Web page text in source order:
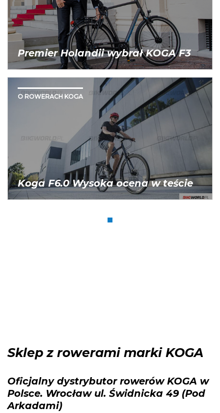
Premier Holandii wybrał KOGA F3
O ROWERACH KOGA
Koga F6.0 Wysoka ocena w teście
Sklep z rowerami marki KOGA
Oficjalny dystrybutor rowerów KOGA w
Polsce. Wrocław ul. Świdnicka 49 (Pod
Arkadami)